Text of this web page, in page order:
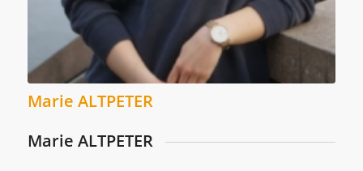
Marie ALTPETER
Marie ALTPETER